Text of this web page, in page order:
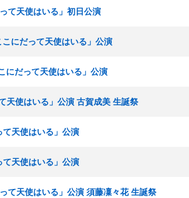
て天使はいる」初日公演
にだって天使はいる」公演
にだって天使はいる」公演
天使はいる」公演 古賀成美 生誕祭
天使はいる」公演
天使はいる」公演
て天使はいる」公演 須藤凜々花 生誕祭